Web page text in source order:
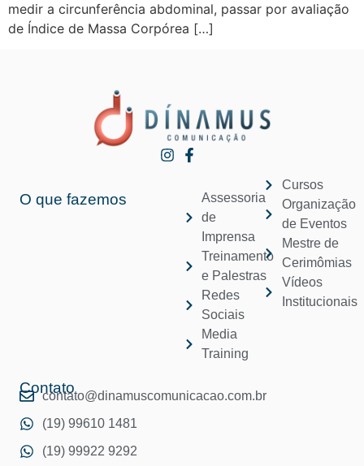
medir a circunferência abdominal, passar por avaliação
de Índice de Massa Corpórea […]
O que fazemos
Assessoria
de
Imprensa
Treinamento
e Palestras
Redes
Sociais
Media
Training
Cursos
Organização
de Eventos
Mestre de
Cerimômias
Vídeos
Institucionais
Contato
contato@dinamuscomunicacao.com.br
(19) 99610 1481
(19) 99922 9292